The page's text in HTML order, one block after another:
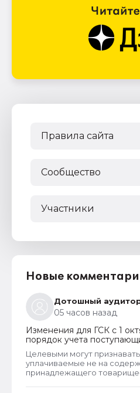
Правила сайта
Сообщество
Участники
Новые
Дотошный
05 часов назад
Изменения для ГСК с 1
порядок учета
расчетных счетов и
бухгалтерского ПО
Целевыми могут
уплачиваемые не на
принадлежащего